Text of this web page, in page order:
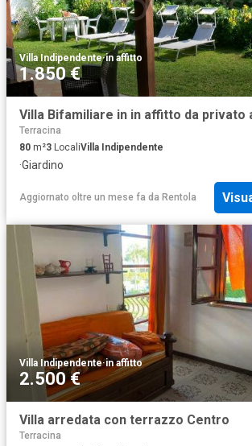
Villa Indipendente·in affitto
1.850 €
Terracina
80 m²3 LocaliVilla Indipendente
·Giardino
Aggiornato oltre un mese fa da Rentola
Villa Indipendente·in affitto
2.500 €
Villa arredata con terrazzo Centro
Terracina